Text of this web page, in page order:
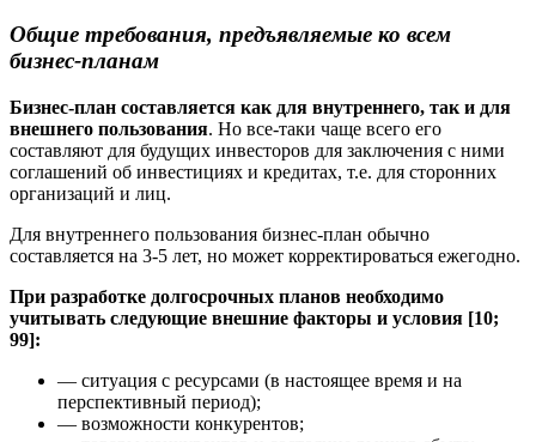
Общие требования, предъявляемые ко всем
бизнес-планам
Бизнес-план составляется как для внутреннего, так и для
внешнего пользования. Но все-таки чаще всего его
составляют для будущих инвесторов для заключения с ними
соглашений об инвести­циях и кредитах, т.е. для сторонних
организаций и лиц.
Для внутреннего пользования бизнес-план обычно
составляется на 3-5 лет, но может корректи­роваться ежегодно.
При разработке долгосрочных планов необходимо
учитывать следующие внешние факторы и условия [10;
99]:
— ситуация с ресурсами (в настоящее время и на
перспективный период);
— возможности конкурентов;